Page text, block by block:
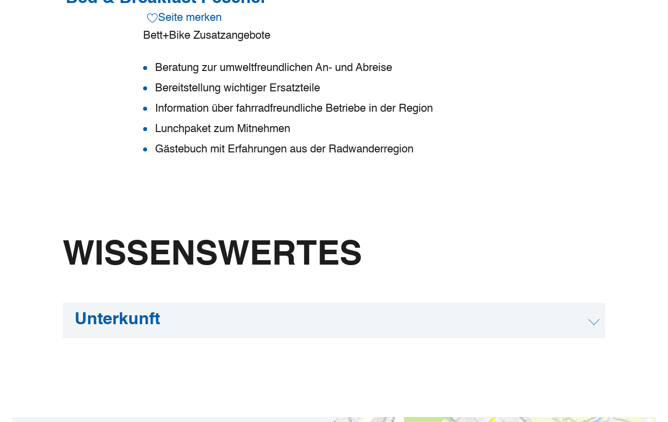
Seite merken
Bett+Bike Zusatzangebote
Beratung zur umweltfreundlichen An- und Abreise
Bereitstellung wichtiger Ersatzteile
Information über fahrradfreundliche Betriebe in der Region
Lunchpaket zum Mitnehmen
Gästebuch mit Erfahrungen aus der Radwanderregion
WISSENSWERTES
Unterkunft